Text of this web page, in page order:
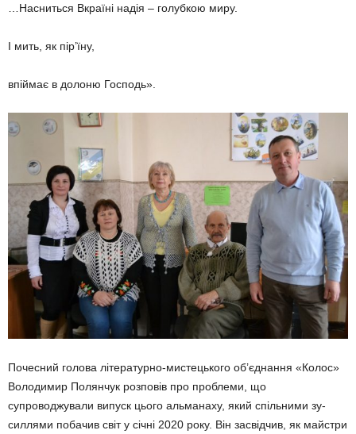
…Насниться Вкраїні надія – голубкою миру.
І мить, як пір’їну,
впіймає в долоню Господь».
Почесний голова літературно-мистецького об’єднання «Колос»
Володимир Полянчук розповів про проблеми, що
супроводжували випуск цього альманаху, який спільними зу­
силлями побачив світ у січні 2020 року. Він засвідчив, як майстри